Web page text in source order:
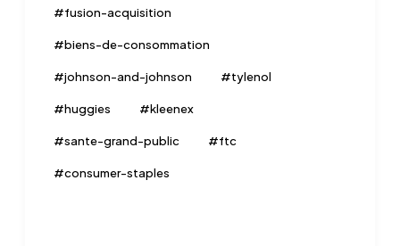
#fusion-acquisition
#biens-de-consommation
#johnson-and-johnson #tylenol
#huggies #kleenex
#sante-grand-public #ftc
#consumer-staples